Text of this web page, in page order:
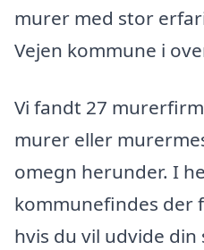
murer med stor
Vejen kommune i
Vi fandt 27
murer eller
omegn herunder. I
kommunefindes der
hvis du vil udvide